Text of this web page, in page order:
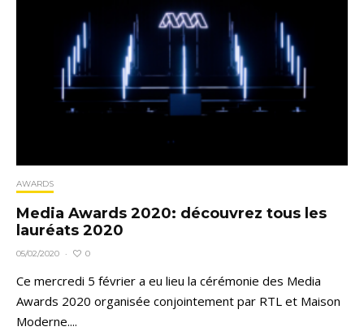
AWARDS
Media Awards 2020: découvrez tous les
lauréats 2020
05/02/2020 · 0
Ce mercredi 5 février a eu lieu la cérémonie des Media
Awards 2020 organisée conjointement par RTL et Maison
Moderne....